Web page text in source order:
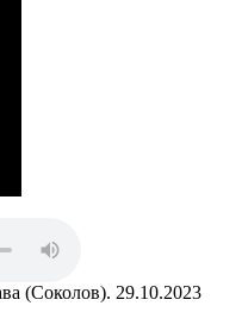
(Соколов). 29.10.2023